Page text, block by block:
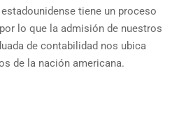
tiene un proceso
lo que la admisión de nuestros
de contabilidad nos ubica
de la nación americana.